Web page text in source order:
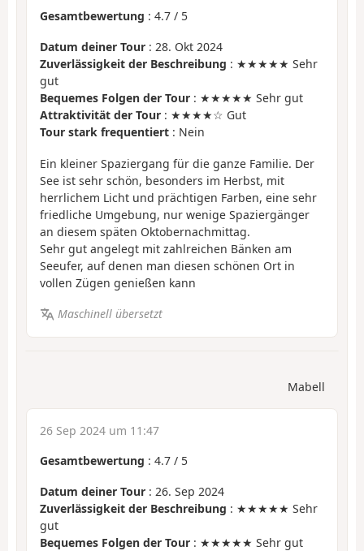
Gesamtbewertung : 4.7 / 5
Datum deiner Tour : 28. Okt 2024
Zuverlässigkeit der Beschreibung : ★★★★★ Sehr
gut
Bequemes Folgen der Tour : ★★★★★ Sehr gut
Attraktivität der Tour : ★★★★☆ Gut
Tour stark frequentiert : Nein
Ein kleiner Spaziergang für die ganze Familie. Der
See ist sehr schön, besonders im Herbst, mit
herrlichem Licht und prächtigen Farben, eine sehr
friedliche Umgebung, nur wenige Spaziergänger
an diesem späten Oktobernachmittag.
Sehr gut angelegt mit zahlreichen Bänken am
Seeufer, auf denen man diesen schönen Ort in
vollen Zügen genießen kann
Maschinell übersetzt
Mabell
26 Sep 2024 um 11:47
Gesamtbewertung : 4.7 / 5
Datum deiner Tour : 26. Sep 2024
Zuverlässigkeit der Beschreibung : ★★★★★ Sehr
gut
Bequemes Folgen der Tour : ★★★★★ Sehr gut